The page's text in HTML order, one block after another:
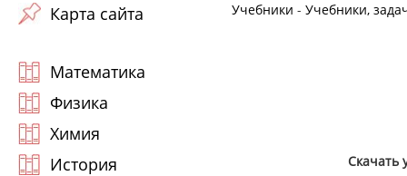
Карта сайта
Математика
Физика
Химия
История
Учебники - Учебники,
Скачать